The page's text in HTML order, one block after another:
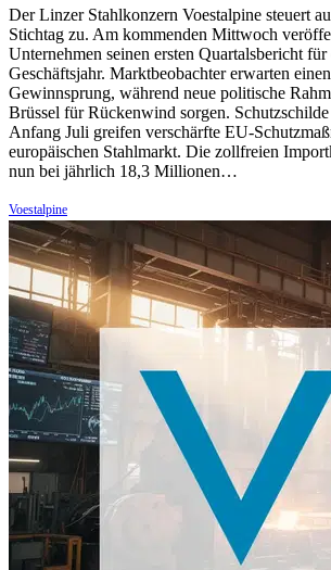
Der Linzer Stahlkonzern Voestalpine steuert
Stichtag zu. Am kommenden Mittwoch
Unternehmen seinen ersten Quartalsbericht für
Geschäftsjahr. Marktbeobachter erwarten
Gewinnsprung, während neue politische
Brüssel für Rückenwind sorgen.
Anfang Juli greifen verschärfte EU-
europäischen Stahlmarkt. Die zollfreien
nun bei jährlich 18,3 Millionen…
Voestalpine